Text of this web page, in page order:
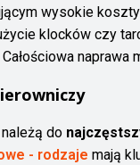
wysokie koszty
klocków czy
naprawa
do
- rodzaje mają